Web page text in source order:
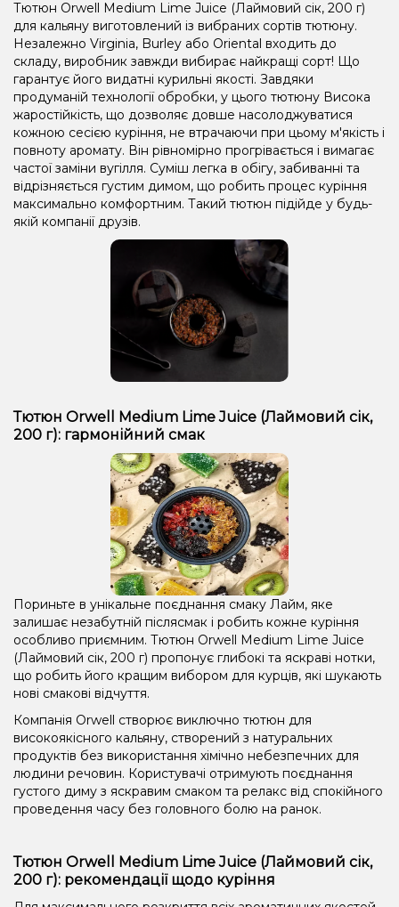
Тютюн Orwell Medium Lime Juice (Лаймовий сік, 200 г)
для кальяну виготовлений із вибраних сортів тютюну.
Незалежно Virginia, Burley або Oriental входить до
складу, виробник завжди вибирає найкращі сорт! Що
гарантує його видатні курильні якості. Завдяки
продуманій технології обробки, у цього тютюну Висока
жаростійкість, що дозволяє довше насолоджуватися
кожною сесією куріння, не втрачаючи при цьому м'якість і
повноту аромату. Він рівномірно прогрівається і вимагає
частої заміни вугілля. Суміш легка в обігу, забиванні та
відрізняється густим димом, що робить процес куріння
максимально комфортним. Такий тютюн підійде у будь-
якій компанії друзів.
Тютюн Orwell Medium Lime Juice (Лаймовий сік,
200 г): гармонійний смак
Пориньте в унікальне поєднання смаку Лайм, яке
залишає незабутній післясмак і робить кожне куріння
особливо приємним. Тютюн Orwell Medium Lime Juice
(Лаймовий сік, 200 г) пропонує глибокі та яскраві нотки,
що робить його кращим вибором для курців, які шукають
нові смакові відчуття.
Компанія Orwell створює виключно тютюн для
високоякісного кальяну, створений з натуральних
продуктів без використання хімічно небезпечних для
людини речовин. Користувачі отримують поєднання
густого диму з яскравим смаком та релакс від спокійного
проведення часу без головного болю на ранок.
Тютюн Orwell Medium Lime Juice (Лаймовий сік,
200 г): рекомендації щодо куріння